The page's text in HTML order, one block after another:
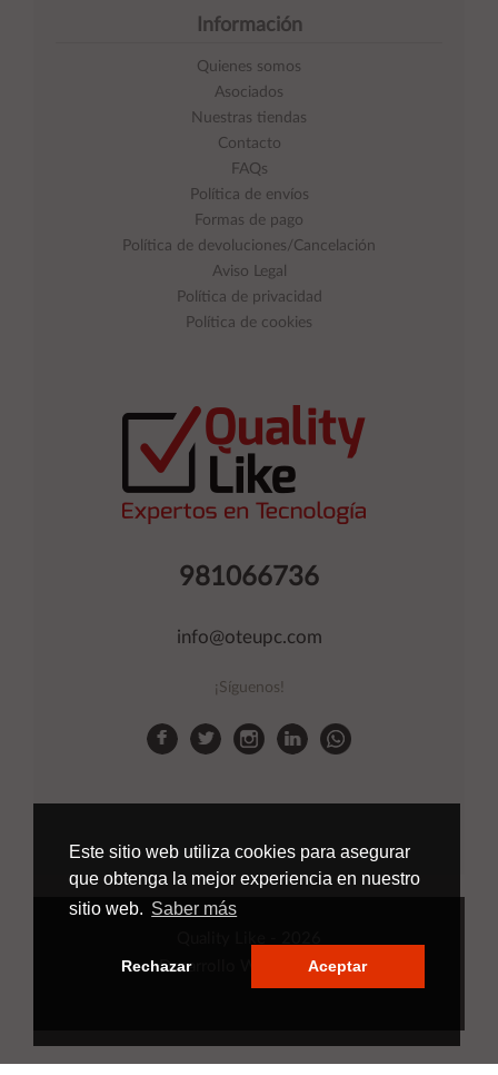
Este sitio web utiliza cookies para asegurar
que obtenga la mejor experiencia en nuestro
sitio web. Saber más
Rechazar Aceptar
981066736
info@oteupc.com
¡Síguenos!
Información
Quienes somos
Asociados
Nuestras tiendas
Contacto
FAQs
Política de envíos
Formas de pago
Política de devoluciones/Cancelación
Aviso Legal
Política de privacidad
Política de cookies
Desarrollo Web
Applinet